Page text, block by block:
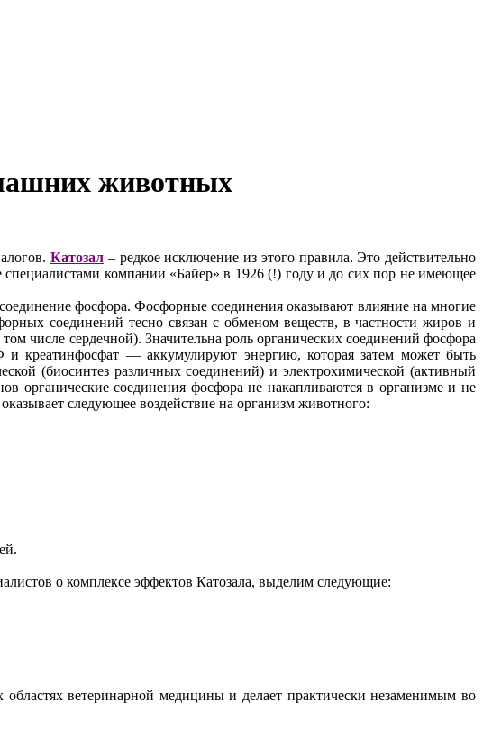
животных
Катозал – редкое исключение из этого правила. Это действительно
специалистами компании «Байер» в 1926 (!) году и до сих пор не имеющее
фосфора. Фосфорные соединения оказывают влияние на многие
соединений тесно связан с обменом веществ, в частности жиров и
числе сердечной). Значительна роль органических соединений фосфора
и креатинфосфат — аккумулируют энергию, которая затем может быть
(биосинтез различных соединений) и электрохимической (активный
органические соединения фосфора не накапливаются в организме и не
следующее воздействие на организм животного:
о комплексе эффектов Катозала, выделим следующие:
ветеринарной медицины и делает практически незаменимым во